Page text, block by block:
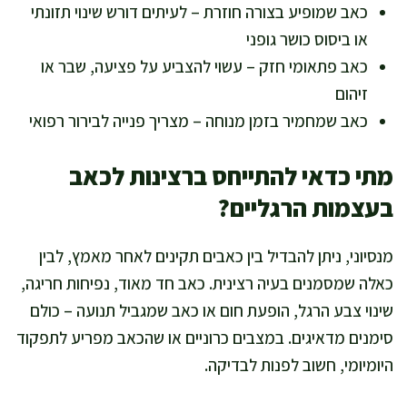
כאב שמופיע בצורה חוזרת – לעיתים דורש שינוי תזונתי
או ביסוס כושר גופני
כאב פתאומי חזק – עשוי להצביע על פציעה, שבר או
זיהום
כאב שמחמיר בזמן מנוחה – מצריך פנייה לבירור רפואי
מתי כדאי להתייחס ברצינות לכאב
בעצמות הרגליים?
מנסיוני, ניתן להבדיל בין כאבים תקינים לאחר מאמץ, לבין
כאלה שמסמנים בעיה רצינית. כאב חד מאוד, נפיחות חריגה,
שינוי צבע הרגל, הופעת חום או כאב שמגביל תנועה – כולם
סימנים מדאיגים. במצבים כרוניים או שהכאב מפריע לתפקוד
היומיומי, חשוב לפנות לבדיקה.